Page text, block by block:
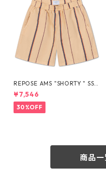
REPOSE AMS "SHORTY " SS2
6-33
¥7,546
30%OFF
商品一